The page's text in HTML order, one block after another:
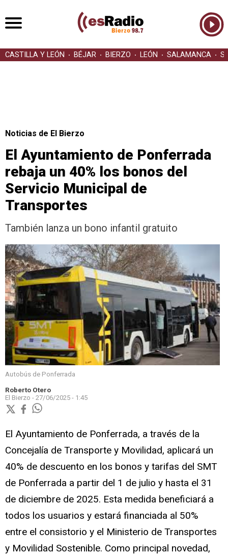
CASTILLA Y LEÓN BÉJAR BIERZO LEÓN SALAMANCA
Noticias de El Bierzo
El Ayuntamiento de Ponferrada
rebaja un 40% los bonos del
Servicio Municipal de
Transportes
También lanza un bono infantil gratuito
Autobús de Ponferrada
Roberto Otero
El Bierzo - 27/06/2025 - 1:45
El Ayuntamiento de Ponferrada, a través de la
Concejalía de Transporte y Movilidad, aplicará un
40% de descuento en los bonos y tarifas del SMT
de Ponferrada a partir del 1 de julio y hasta el 31
de diciembre de 2025. Esta medida beneficiará a
todos los usuarios y estará financiada al 50%
entre el consistorio y el Ministerio de Transportes
y Movilidad Sostenible. Como principal novedad,